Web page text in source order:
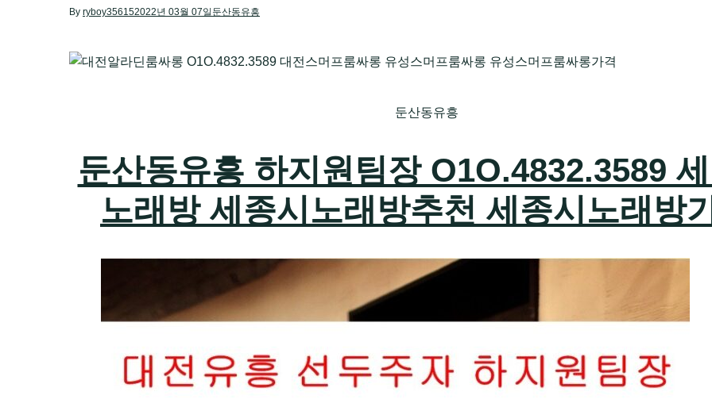
By ryboy356152022년 03월 07일 둔산동유흥
둔산동유흥
둔산동유흥 하지원팀장 O1O.4832.3589
노래방 세종시노래방추천 세종시노래방